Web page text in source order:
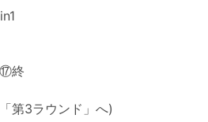
⑰終
第3ラウンド」へ)